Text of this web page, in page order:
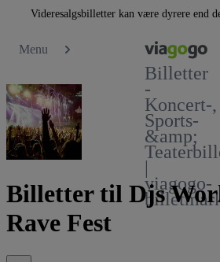
Videresalgsbilletter kan være dyrere end
Menu
Billetter
-
Koncert-,
Sports-
&amp;
|
viagogo-
Billetter til Djs
Rave Fest